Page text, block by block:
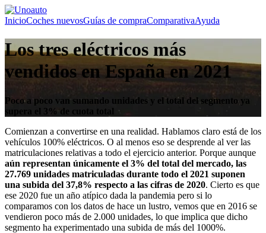
InicioCoches nuevosGuías de compraComparativaAyuda
Los tres eléctricos más
vendidos en España en 2021
Poco a poco van sumando unidades y el total del segmento ya
supera el 3% de cuota total
Comienzan a convertirse en una realidad. Hablamos claro está de los
vehículos 100% eléctricos. O al menos eso se desprende al ver las
matriculaciones relativas a todo el ejercicio anterior. Porque aunque
aún representan únicamente el 3% del total del mercado, las
27.769 unidades matriculadas durante todo el 2021 suponen
una subida del 37,8% respecto a las cifras de 2020. Cierto es que
ese 2020 fue un año atípico dada la pandemia pero si lo
comparamos con los datos de hace un lustro, vemos que en 2016 se
vendieron poco más de 2.000 unidades, lo que implica que dicho
segmento ha experimentado una subida de más del 1000%.